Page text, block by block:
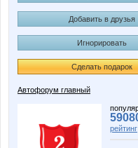
Добавить в друзья
Игнорировать
Сделать подарок
Автофорум главный
рейтинг